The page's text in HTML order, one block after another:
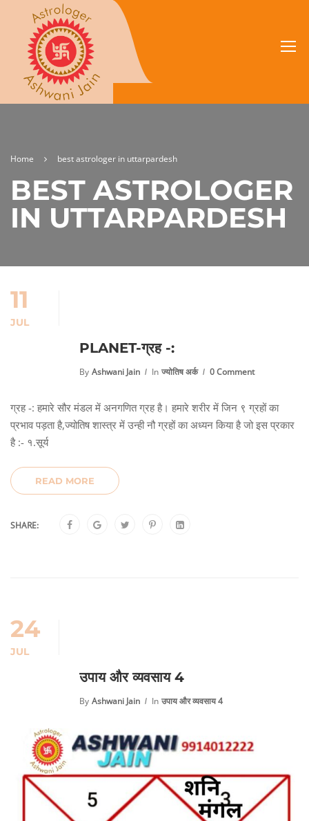
Home best astrologer in uttarpardesh
BEST ASTROLOGER
IN UTTARPARDESH
11
JUL
PLANET-ग्रह -:
By Ashwani Jain In ज्योतिष अर्क 0 Comment
ग्रह -: हमारे सौर मंडल में अनगणित ग्रह है। हमारे शरीर में जिन ९ ग्रहों का
प्रभाव पड़ता है,ज्योतिष शास्त्र में उन्ही नौ ग्रहों का अध्यन किया है जो इस प्रकार
है :- १.सूर्य
READ MORE
SHARE:
24
JUL
उपाय और व्यवसाय 4
By Ashwani Jain In उपाय और व्यवसाय 4